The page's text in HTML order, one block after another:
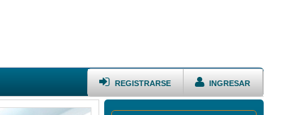
INGRESAR
REGISTRARSE